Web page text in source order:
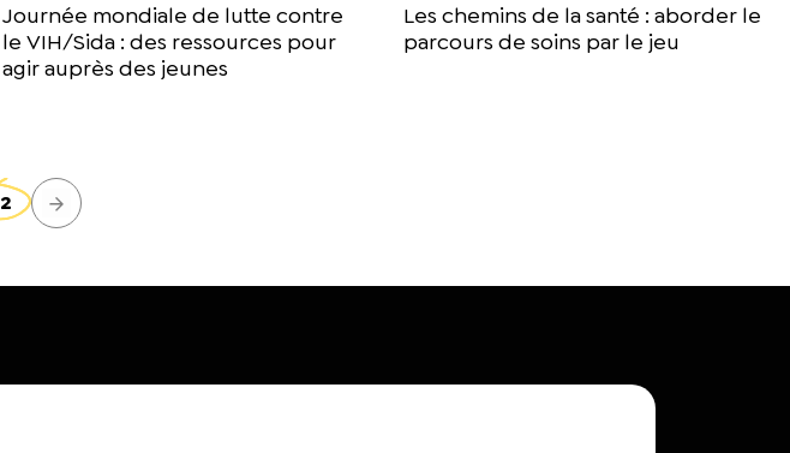
Journée mondiale de lutte contre
le VIH/Sida : des ressources pour
agir auprès des jeunes
Les chemins de la santé : aborder le
parcours de soins par le jeu
2